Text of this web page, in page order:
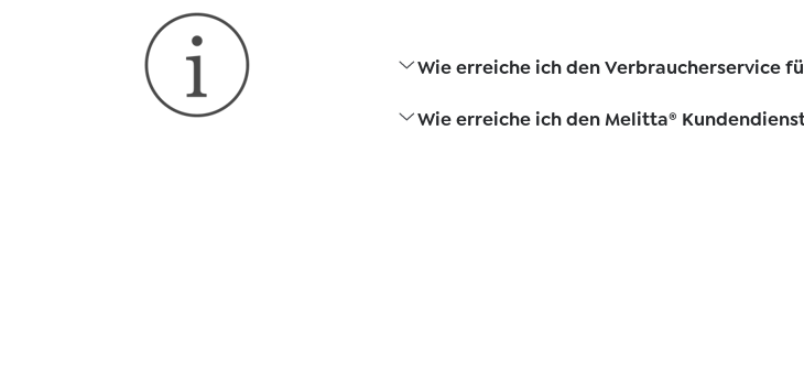
Wie erreiche ich den Verbraucherservice
Wie erreiche ich den Melitta®